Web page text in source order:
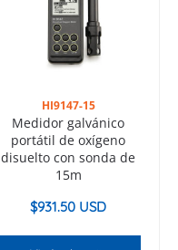
HI9147-15
Medidor galvánico
portátil de oxígeno
disuelto con sonda de
15m
$931.50 USD